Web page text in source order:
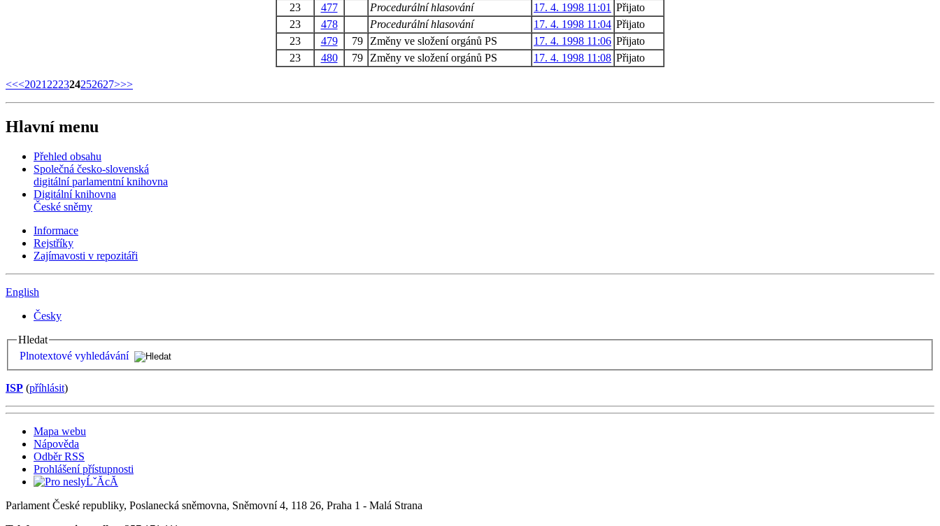
23
477 Procedurální hlasování 17. 4. 1998 11:01 Přijato
23
478 Procedurální hlasování 17. 4. 1998 11:04 Přijato
23
479 79 Změny ve složení orgánů PS 17. 4. 1998 11:06 Přijato
23
480 79 Změny ve složení orgánů PS 17. 4. 1998 11:08 Přijato
<<<2021 222324252627>>>
Hlavní menu
Přehled obsahu
Společná česko-slovenská
digitální parlamentní knihovna
Digitální knihovna
České sněmy
Informace
Rejstříky
Zajímavosti v repozitáři
English
Česky
Hledat
Plnotextové vyhledávání
ISP (příhlásit)
Mapa webu
Nápověda
Odběr RSS
Prohlášení přístupnosti
Parlament České republiky, Poslanecká sněmovna, Sněmovní 4, 118 26, Praha 1 - Malá Strana